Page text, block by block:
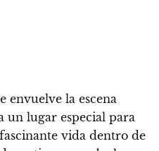
la escena
un lugar especial para
vida dentro de